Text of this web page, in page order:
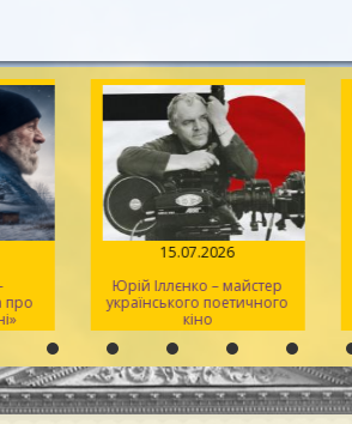
про
15.07.2026
Юрій Іллєнко – майстер
українського поетичного
кіно